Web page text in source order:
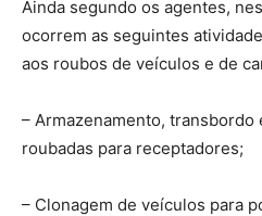
Ainda segundo os agentes,
ocorrem as seguintes
aos roubos de veículos e de
– Armazenamento, transbordo
roubadas para receptadores;
– Clonagem de veículos para